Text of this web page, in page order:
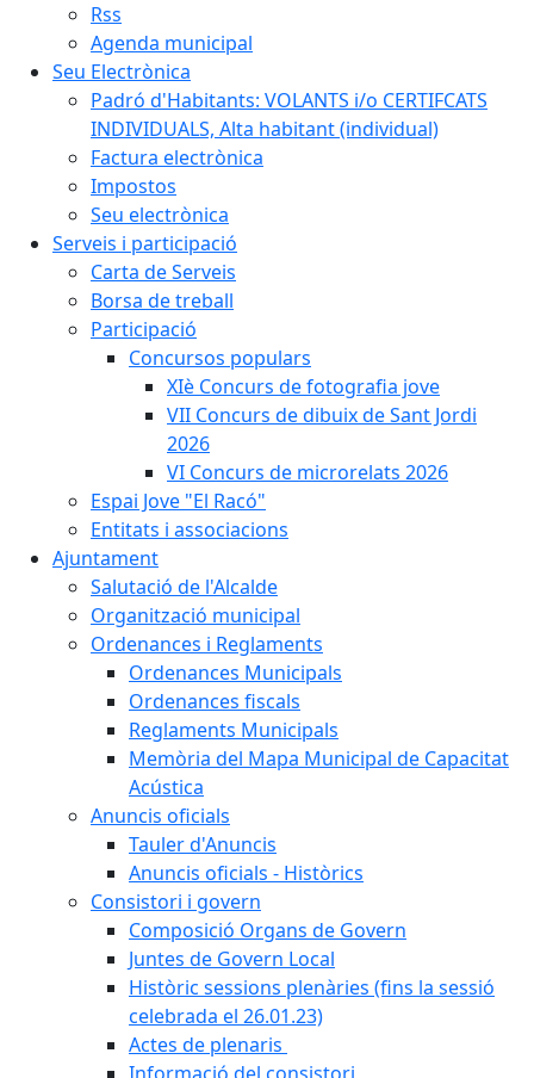
Rss
Agenda municipal
Seu Electrònica
Padró d'Habitants: VOLANTS i/o CERTIFCATS
INDIVIDUALS, Alta habitant (individual)
Factura electrònica
Impostos
Seu electrònica
Serveis i participació
Carta de Serveis
Borsa de treball
Participació
Concursos populars
XIè Concurs de fotografia jove
VII Concurs de dibuix de Sant Jordi
2026
VI Concurs de microrelats 2026
Espai Jove "El Racó"
Entitats i associacions
Ajuntament
Salutació de l'Alcalde
Organització municipal
Ordenances i Reglaments
Ordenances Municipals
Ordenances fiscals
Reglaments Municipals
Memòria del Mapa Municipal de Capacitat
Acústica
Anuncis oficials
Tauler d'Anuncis
Anuncis oficials - Històrics
Consistori i govern
Composició Organs de Govern
Juntes de Govern Local
Històric sessions plenàries (fins la sessió
celebrada el 26.01.23)
Actes de plenaris